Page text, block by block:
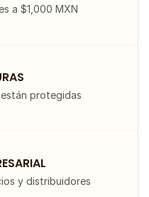
a $1,000 MXN
protegidas
y distribuidores